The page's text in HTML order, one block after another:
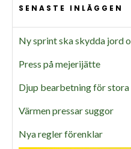
SENASTE INLÄGGEN
Ny sprint ska skydda jord
Press på mejerijätte
Djup bearbetning för
Värmen pressar suggor
Nya regler förenklar